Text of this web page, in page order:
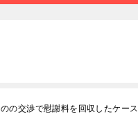
の交渉で慰謝料を回収したケース